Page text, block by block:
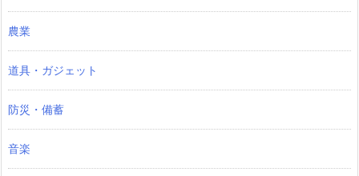
農業
道具・ガジェット
防災・備蓄
音楽